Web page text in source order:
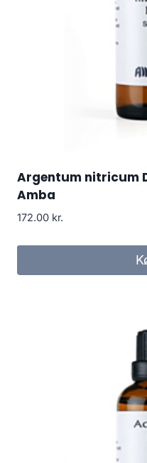
Argentum nitricum
Amba
172.00 kr.